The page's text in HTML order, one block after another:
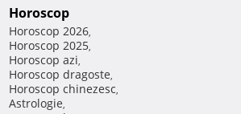
Horoscop
Horoscop 2026,
Horoscop 2025,
Horoscop azi,
Horoscop dragoste,
Horoscop chinezesc,
Astrologie,